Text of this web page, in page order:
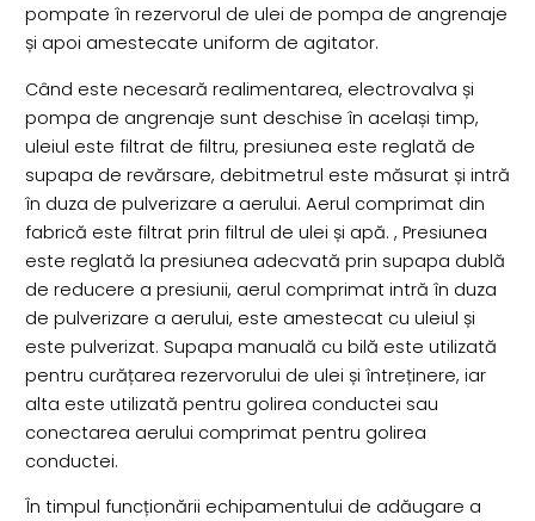
pompate în rezervorul de ulei de pompa de angrenaje
și apoi amestecate uniform de agitator.
Când este necesară realimentarea, electrovalva și
pompa de angrenaje sunt deschise în același timp,
uleiul este filtrat de filtru, presiunea este reglată de
supapa de revărsare, debitmetrul este măsurat și intră
în duza de pulverizare a aerului. Aerul comprimat din
fabrică este filtrat prin filtrul de ulei și apă. , Presiunea
este reglată la presiunea adecvată prin supapa dublă
de reducere a presiunii, aerul comprimat intră în duza
de pulverizare a aerului, este amestecat cu uleiul și
este pulverizat. Supapa manuală cu bilă este utilizată
pentru curățarea rezervorului de ulei și întreținere, iar
alta este utilizată pentru golirea conductei sau
conectarea aerului comprimat pentru golirea
conductei.
În timpul funcționării echipamentului de adăugare a